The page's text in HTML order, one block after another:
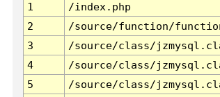
1
/index.php
2
/source/function/
3
/source/class/
4
/source/class/
5
/source/class/